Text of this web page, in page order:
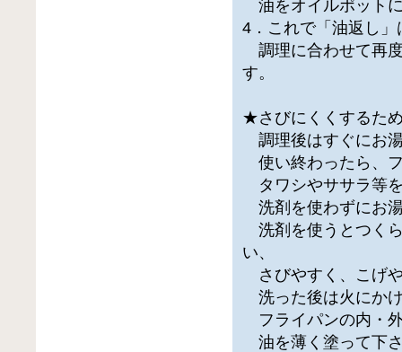
油をオイルポット
4．これで「油返し」
調理に合わせて再
す。
★さびにくくするた
調理後はすぐにお
使い終わったら、
タワシやササラ等
洗剤を使わずにお
洗剤を使うとつく
い、
さびやすく、こげ
洗った後は火にか
フライパンの内・
油を薄く塗って下